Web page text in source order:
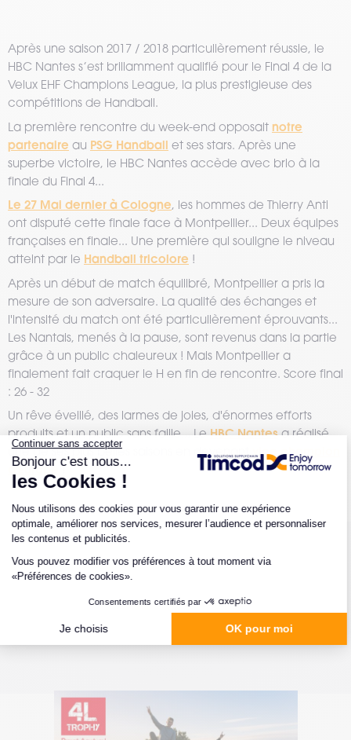
Après une saison 2017 / 2018 particulièrement réussie, le
HBC Nantes s’est brillamment qualifié pour le Final 4 de la
Velux EHF Champions League, la plus prestigieuse des
compétitions de Handball.
La première rencontre du week-end opposait notre
partenaire au PSG Handball et ses stars. Après une
superbe victoire, le HBC Nantes accède avec brio à la
finale du Final 4...
Le 27 Mai dernier à Cologne, les hommes de Thierry Anti
ont disputé cette finale face à Montpellier... Deux équipes
françaises en finale... Une première qui souligne le niveau
atteint par le Handball tricolore !
Après un début de match équilibré, Montpellier a pris la
mesure de son adversaire. La qualité des échanges et
l'intensité du match ont été particulièrement éprouvants...
Les Nantais, menés à la pause, sont revenus dans la partie
grâce à un public chaleureux ! Mais Montpellier a
finalement fait craquer le H en fin de rencontre. Score final
: 26 - 32
Un rêve éveillé, des larmes de joies, d'énormes efforts
produits et un public sans faille... Le HBC Nantes a réalisé
une de ses plus belles saisons en devenant vice champion
d'Europe !
#Parrainage
04.02.2025